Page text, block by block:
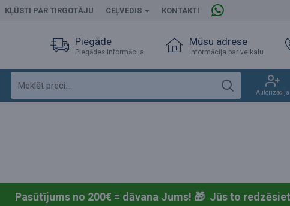
KĻŪSTI PAR TIRGOTĀJU CEĻVEDIS KONTAKTI
Piegāde
Piegādes informācija
Mūsu adrese
Informācija par veikalu
Autorizācija
Pasūtījums no 200€ = dāvana Jums! 🎁 Jūs to